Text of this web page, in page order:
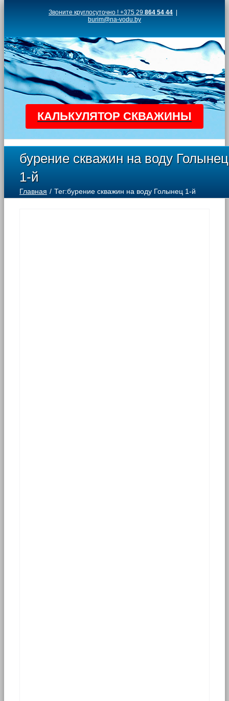
content
Звоните круглосуточно ! +375 29 864 54 44
burim@na-vodu.by
КАЛЬКУЛЯТОР СКВАЖИНЫ
бурение скважин на воду Голынец
1-й
Главная Тег:бурение скважин на воду Голынец 1-й